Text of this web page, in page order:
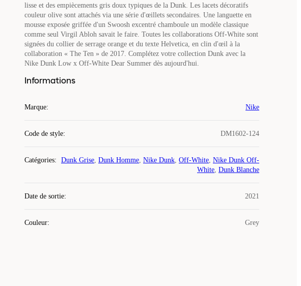
lisse et des empiècements gris doux typiques de la Dunk. Les lacets décoratifs
couleur olive sont attachés via une série d'œillets secondaires. Une languette en
mousse exposée griffée d'un Swoosh excentré chamboule un modèle classique
comme seul Virgil Abloh savait le faire. Toutes les collaborations Off-White sont
signées du collier de serrage orange et du texte Helvetica, en clin d'œil à la
collaboration « The Ten » de 2017. Complétez votre collection Dunk avec la
Nike Dunk Low x Off-White Dear Summer dès aujourd'hui.
Informations
Marque: Nike
Code de style: DM1602-124
Catégories: Dunk Grise, Dunk Homme, Nike Dunk, Off-White, Nike Dunk Off-
White, Dunk Blanche
Date de sortie: 2021
Couleur: Grey